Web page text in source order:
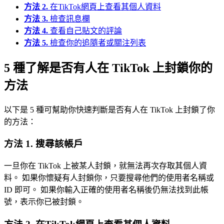
方法 2. 在TikTok網頁上查看其個人資料
方法 3. 檢查訊息欄
方法 4. 查看自己貼文的評論
方法 5. 檢查你的追隨者或關注列表
5 種了解是否有人在 TikTok 上封鎖你的
方法
以下是 5 種可幫助你快速判斷是否有人在 TikTok 上封鎖了你
的方法：
方法 1. 搜尋該帳戶
一旦你在 TikTok 上被某人封鎖，就無法再次存取其個人資
料。 如果你懷疑有人封鎖你，只要搜尋他們的使用者名稱或
ID 即可。 如果你輸入正確的使用者名稱後仍無法找到此帳
號，表示你已被封鎖。